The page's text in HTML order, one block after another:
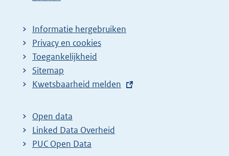
Informatie hergebruiken
Privacy en cookies
Toegankelijkheid
Sitemap
E
t
e
r
Kwetsbaarheid melden
Open data
Linked Data Overheid
PUC Open Data